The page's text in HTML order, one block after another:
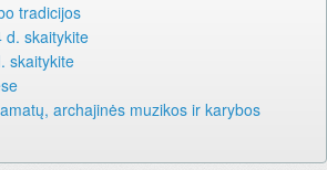
tradicijos
d. skaitykite
skaitykite
archajinės muzikos ir karybos